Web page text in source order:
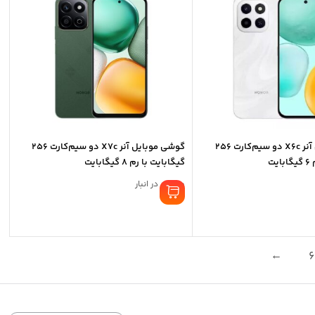
گوشی موبایل آنر X6c دو سیم‌کارت 256
گوشی موبایل آنر X7c دو سیم‌کارت 256
گیگابایت با رم 8 گیگابایت
موجود در انبار
6
←